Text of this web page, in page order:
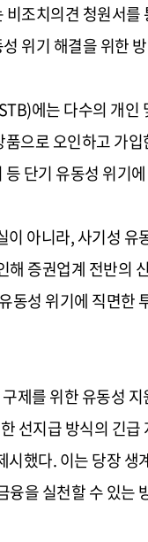
조치의견 청원서
위기 해결을 위한
에는 다수의 개인
으로 오인하고 가
단기 유동성 위기
아니라, 사기성
증권업계 전반의
동성 위기에 직면한
제를 위한 유동성
선지급 방식의 긴
했다. 이는 당장 생
융을 실천할 수 있는